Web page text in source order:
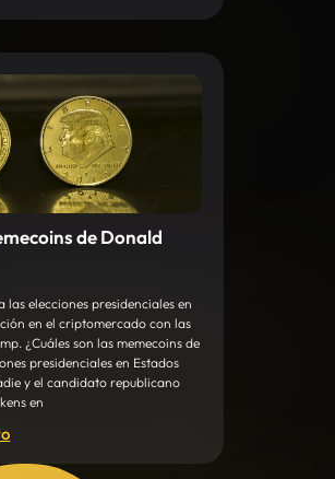
de Donald
elecciones presidenciales en
en el criptomercado con las
¿Cuáles son las memecoins de
presidenciales en Estados
y el candidato republicano
en